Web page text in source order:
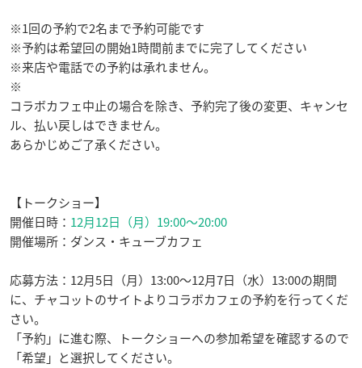
※1回の予約で2名まで予約可能です
※予約は希望回の開始1時間前までに完了してください
※来店や電話での予約は承れません。
※
コラボカフェ中止の場合を除き、予約完了後の変更、キャンセ
ル、払い戻しはできません。
あらかじめご了承ください。
【トークショー】
開催日時： 12月12日（月）19:00〜20:00
開催場所：ダンス・キューブカフェ
応募方法：12月5日（月）13:00〜12月7日（水）13:00の期間
に、チャコットのサイトよりコラボカフェの予約を行ってくだ
さい。
「予約」に進む際、トークショーへの参加希望を確認するので
「希望」と選択してください。